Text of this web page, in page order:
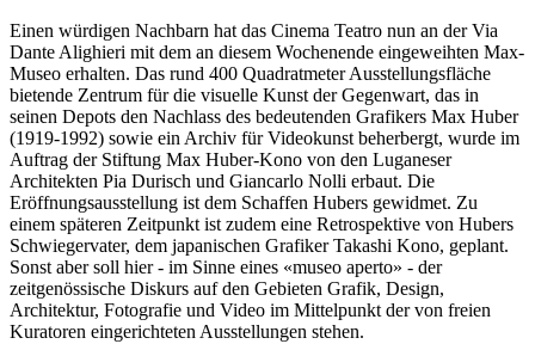
Einen würdigen Nachbarn hat das Cinema Teatro nun an der Via
Dante Alighieri mit dem an diesem Wochenende eingeweihten Max-
Museo erhalten. Das rund 400 Quadratmeter Ausstellungsfläche
bietende Zentrum für die visuelle Kunst der Gegenwart, das in
seinen Depots den Nachlass des bedeutenden Grafikers Max Huber
(1919-1992) sowie ein Archiv für Videokunst beherbergt, wurde im
Auftrag der Stiftung Max Huber-Kono von den Luganeser
Architekten Pia Durisch und Giancarlo Nolli erbaut. Die
Eröffnungsausstellung ist dem Schaffen Hubers gewidmet. Zu
einem späteren Zeitpunkt ist zudem eine Retrospektive von Hubers
Schwiegervater, dem japanischen Grafiker Takashi Kono, geplant.
Sonst aber soll hier - im Sinne eines «museo aperto» - der
zeitgenössische Diskurs auf den Gebieten Grafik, Design,
Architektur, Fotografie und Video im Mittelpunkt der von freien
Kuratoren eingerichteten Ausstellungen stehen.